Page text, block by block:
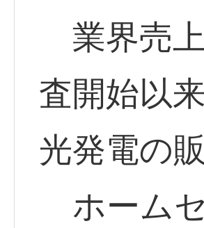
業界売
査開始以
光発電の
ホーム